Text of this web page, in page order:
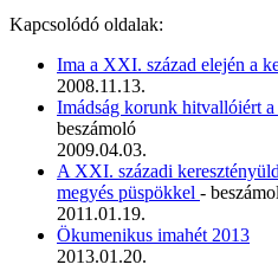
Kapcsolódó oldalak:
Ima a XXI. század elején a
2008.11.13.
Imádság korunk hitvallóiért
beszámoló
2009.04.03.
A XXI. századi
megyés püspökkel -
2011.01.19.
Ökumenikus imahét 2013
2013.01.20.